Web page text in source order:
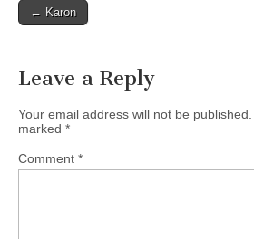
Post
← Karon
Leave a Reply
Your email address will not be published.
marked *
Comment *